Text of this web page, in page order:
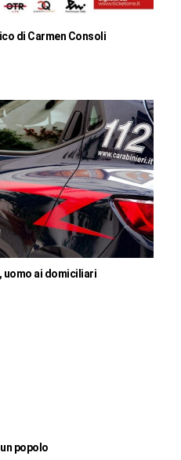
di Carmen Consoli
uomo ai domiciliari
popolo